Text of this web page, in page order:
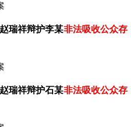
瑞祥辩护李某非法吸收公众存
瑞祥辩护石某非法吸收公众存